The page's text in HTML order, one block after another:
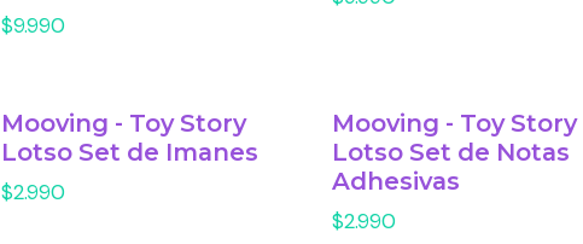
$9.990
Mooving - Toy Story
Lotso Set de Imanes
$2.990
Mooving - Toy Story
Lotso Set de Notas
Adhesivas
$2.990